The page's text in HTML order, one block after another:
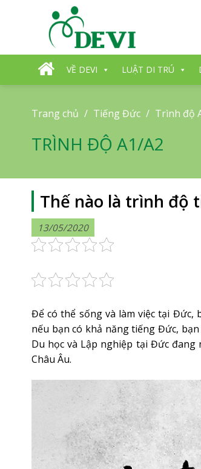
VỀ DEVI LUẬT DI TRÚ
Trang chủ / Tiếng Đức / Trình độ
TRÌNH ĐỘ A1/A2
Thế nào là trình độ
13/05/2020
Để có thể sống và làm việc tại Đức,
nếu bạn có khả năng tiếng Đức,
Du học và Lập nghiệp tại Đức
Châu Âu.